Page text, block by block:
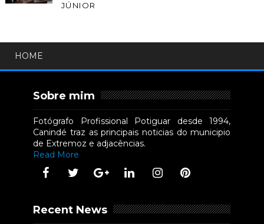
JÚNIOR
HOME
Sobre mim
Fotógrafo Profissional Potiguar desde 1994,
Canindé traz as principais noticias do municipio
de Extremoz e adjacências.
Read More
Recent News